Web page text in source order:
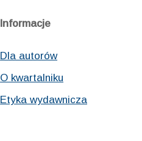
Informacje
Dla autorów
O kwartalniku
Etyka wydawnicza